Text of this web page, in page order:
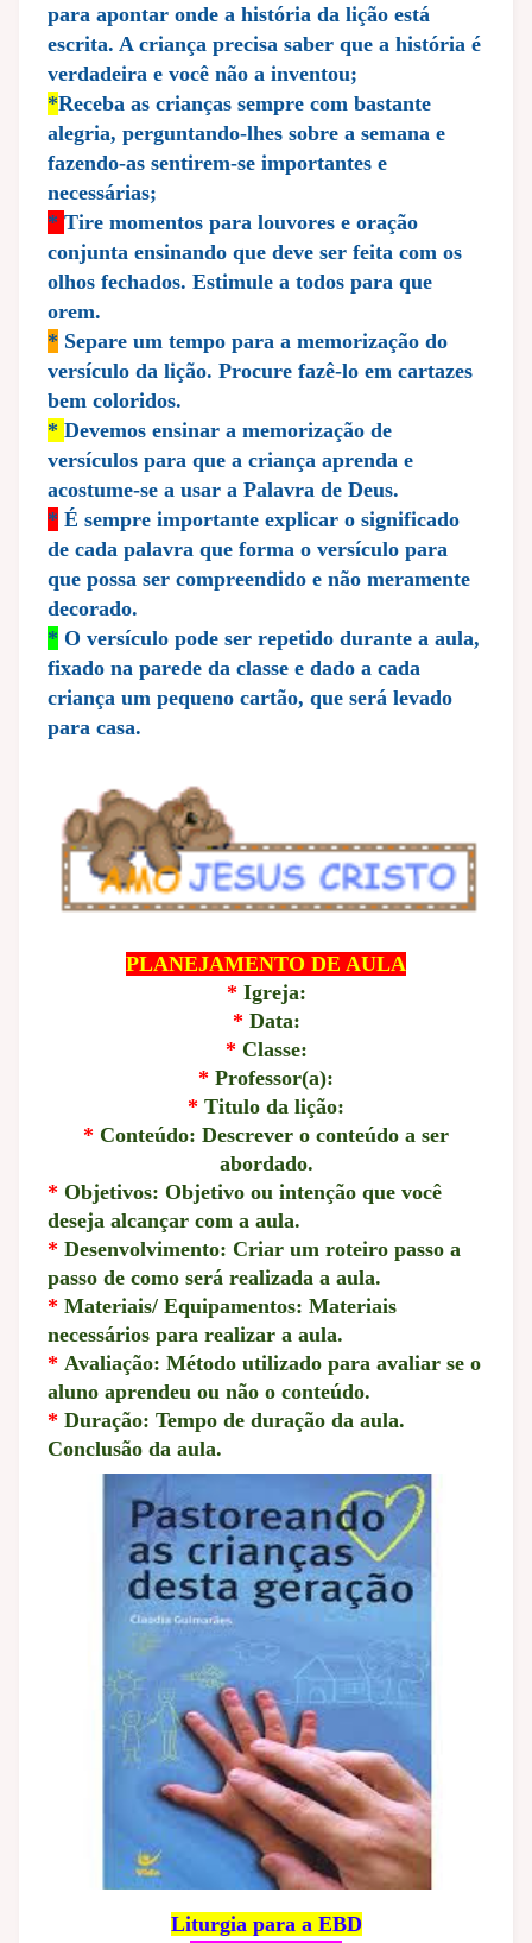
para apontar onde a história da lição está
escrita. A criança precisa saber que a história é
verdadeira e você não a inventou;
*Receba as crianças sempre com bastante
alegria, perguntando-lhes sobre a semana e
fazendo-as sentirem-se importantes e
necessárias;
* Tire momentos para louvores e oração
conjunta ensinando que deve ser feita com os
olhos fechados. Estimule a todos para que
orem.
* Separe um tempo para a memorização do
versículo da lição. Procure fazê-lo em cartazes
bem coloridos.
* Devemos ensinar a memorização de
versículos para que a criança aprenda e
acostume-se a usar a Palavra de Deus.
* É sempre importante explicar o significado
de cada palavra que forma o versículo para
que possa ser compreendido e não meramente
decorado.
* O versículo pode ser repetido durante a aula,
fixado na parede da classe e dado a cada
criança um pequeno cartão, que será levado
para casa.
PLANEJAMENTO DE AULA
* Igreja:
* Data:
* Classe:
* Professor(a):
* Titulo da lição:
* Conteúdo: Descrever o conteúdo a ser
abordado.
* Objetivos: Objetivo ou intenção que você
deseja alcançar com a aula.
* Desenvolvimento: Criar um roteiro passo a
passo de como será realizada a aula.
* Materiais/ Equipamentos: Materiais
necessários para realizar a aula.
* Avaliação: Método utilizado para avaliar se o
aluno aprendeu ou não o conteúdo.
* Duração: Tempo de duração da aula.
Conclusão da aula.
Liturgia para a EBD